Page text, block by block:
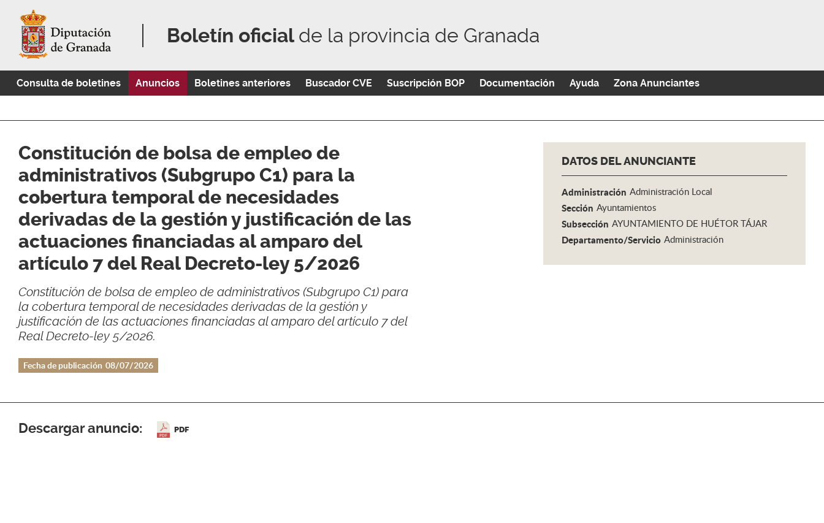
Boletín oficialde la provincia de Granada
Consulta de boletines Anuncios Boletines anteriores Buscador CVE Suscripción BOP Documentación Ayuda Zona Anunciantes
Constitución de bolsa de empleo de
administrativos (Subgrupo C1) para la
cobertura temporal de necesidades
derivadas de la gestión y justificación de las
actuaciones financiadas al amparo del
artículo 7 del Real Decreto-ley 5/2026
Constitución de bolsa de empleo de administrativos (Subgrupo C1) para
la cobertura temporal de necesidades derivadas de la gestión y
justificación de las actuaciones financiadas al amparo del artículo 7 del
Real Decreto-ley 5/2026.
Fecha de publicación 08/07/2026
DATOS DEL ANUNCIANTE
Administración Administración Local
Sección Ayuntamientos
Subsección AYUNTAMIENTO DE HUÉTOR TÁJAR
Departamento/Servicio Administración
Descargar anuncio: PDF